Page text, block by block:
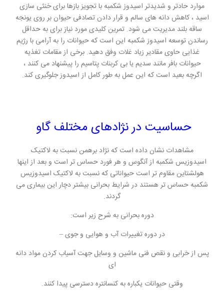
موارد حادتر و شدیدتر اسیدوز شکمبه با تجویز بازها برای خنثی سازی
اسید ، کاهش دانه های سالم و قرار دادن تصادفی حیوان بر روی یونجه
ساقه بلند مدیریت می شود. تمرین کلیدی مورد نیاز برای به حداقل
رساندن توسعه اسیدوز شکمبه این است که حیوانات را به آرامی با رژیم
غذایی حاوی مقادیر زیاد غلات وفق دهید. برخی از مقامات تغذیه
حیوانات بافر مانند سدیم یا بی کربنات پتاسیم را پیشنهاد می کنند ،
اگرچه بعید است که این عمل به طور کامل از اسیدوز جلوگیری کند.
حساسیت در نژادهای مختلف گاو
مشاهدات نشان داده است که نژاد برهمن نسبت به لاکتیک
اسیدوزیس شکمبه از آنگوس و هر فورد حساس تر است و بعد از اینها
هولشتاین مقاوم تر است حیواناتی که نسبت به لاکتیک اسیدوزیس
شکمبه حساس تر هستند در شرایط بحرانی بیشتر دچار این بیماری می
گردند.
دوره بحرانی به شرح زیر است:
در دوره تغییرات آب و هوایی و جوی –
پس از خرابی و نقص فنی ماشین و وسایل جهت آسیاب کردن مواد دانه
ای
وقتی حیوانات یکباره به کنسانتره دسترسی پیدا کنند.